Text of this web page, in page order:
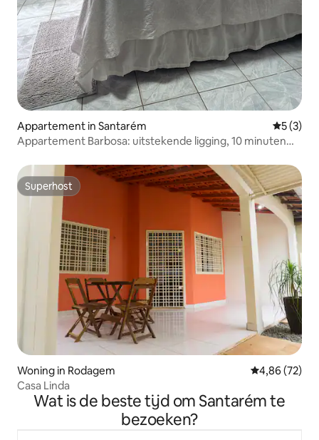
Appartement in Santarém
5 (3)
Appartement Barbosa: uitstekende ligging, 10 minuten
Superhost
Superhost
Woning in Rodagem Gemiddelde
4,86 (72)
Casa Linda
Wat is de beste tijd om Santarém te
bezoeken?